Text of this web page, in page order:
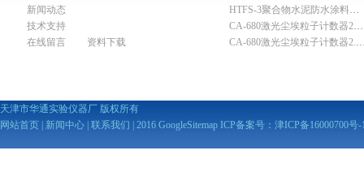
新闻动态
技术支持
在线留言
资料下载
HTFS-3聚合物水泥防水涂料分散机
CA-680激光尘埃粒子计数器28.3L
CA-680激光尘埃粒子
天津市华通实验仪器厂 版权所有
网站首页
新闻中心 联系我们 | 2016 GoogleSitemap ICP备案号： 津ICP备16000700号-